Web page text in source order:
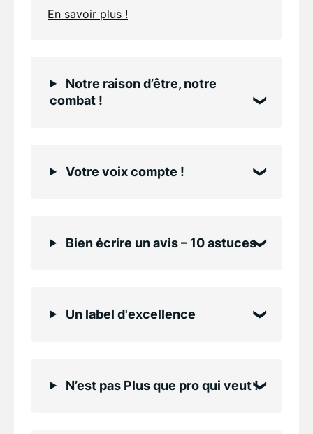
En savoir plus !
Notre raison d’être, notre
combat !
Votre voix compte !
Bien écrire un avis – 10 astuces
Un label d'excellence
N’est pas Plus que pro qui veut !